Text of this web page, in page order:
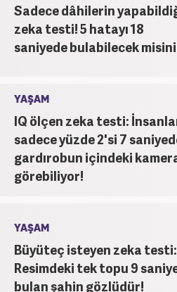
Sadece dâhilerin
zeka testi! 5 hatayı 18
saniyede bulabilecek
YAŞAM
IQ ölçen zeka testi:
sadece yüzde 2'si 7
gardırobun içindeki
görebiliyor!
YAŞAM
Büyüteç isteyen zeka testi:
Resimdeki tek topu 9
bulan şahin gözlüdür!